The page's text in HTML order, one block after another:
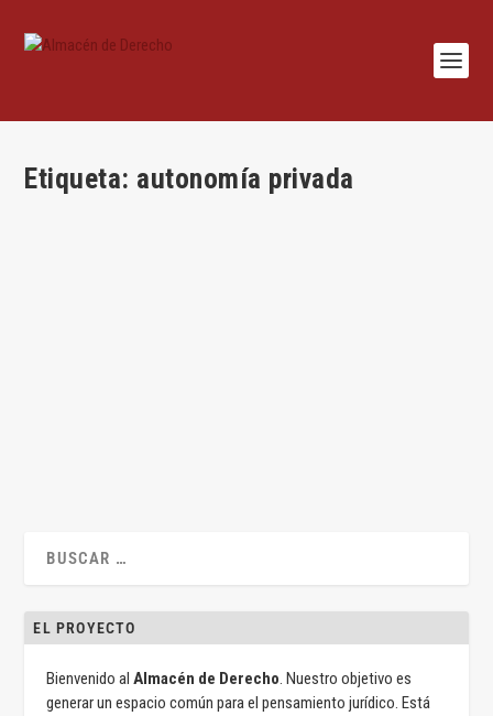
Etiqueta: autonomía privada
EL PROYECTO
Bienvenido alAlmacén de Derecho. Nuestro objetivo es
generar un espacio común para el pensamiento jurídico. Está